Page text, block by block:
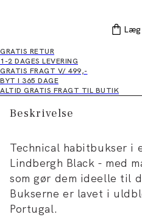
Læg
GRATIS RETUR
1-2 DAGES LEVERING
GRATIS FRAGT V/ 499,-
BYT I 365 DAGE
ALTID GRATIS FRAGT TIL BUTIK
Beskrivelse
Technical habitbukser i
Lindbergh Black - med
som gør dem ideelle til
Bukserne er lavet i
Portugal.